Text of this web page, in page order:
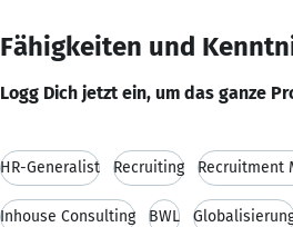
Fähigkeiten und
Logg Dich jetzt ein, um das ganze
HR-Generalist Recruiting Recruitment
Inhouse Consulting BWL